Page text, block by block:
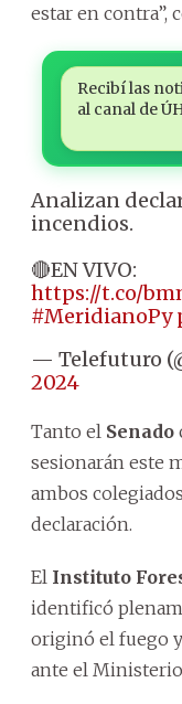
estar en contra”,
Recibí las
al canal de
Analizan
incendios.
🔴EN VIVO:
https://t.co/
#MeridianoPy
— Telefuturo
2024
Tanto el Senado
sesionarán este
ambos
declaración.
El Instituto
identificó
originó el fuego
ante el